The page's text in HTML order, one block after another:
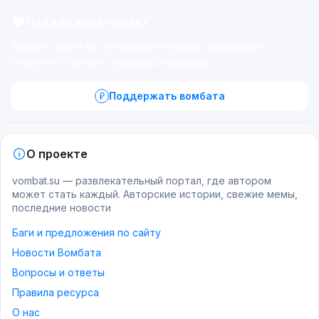
Поддержать вомбата
О проекте
vombat.su — развлекательный портал, где автором
может стать каждый. Авторские истории, свежие мемы,
последние новости
Баги и предложения по сайту
Новости Вомбата
Вопросы и ответы
Правила ресурса
О нас